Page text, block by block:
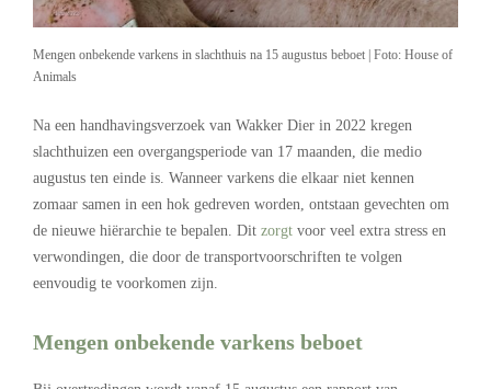
Mengen onbekende varkens in slachthuis na 15 augustus beboet | Foto: House of
Animals
Na een handhavingsverzoek van Wakker Dier in 2022 kregen
slachthuizen een overgangsperiode van 17 maanden, die medio
augustus ten einde is. Wanneer varkens die elkaar niet kennen
zomaar samen in een hok gedreven worden, ontstaan gevechten om
de nieuwe hiërarchie te bepalen. Dit zorgt voor veel extra stress en
verwondingen, die door de transportvoorschriften te volgen
eenvoudig te voorkomen zijn.
Mengen onbekende varkens beboet